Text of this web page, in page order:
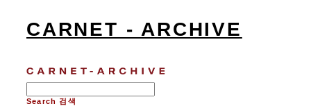
CARNET - ARCHIVE
Search 검색